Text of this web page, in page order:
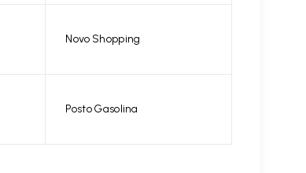
Novo Shopping
Posto Gasolina